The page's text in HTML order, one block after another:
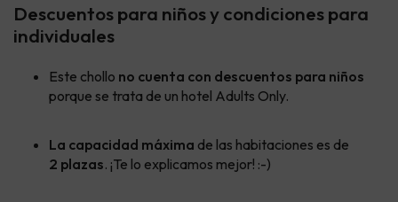
Descuentos para niños y condiciones para
individuales
Este chollo no cuenta con descuentos para niños
porque se trata de un hotel Adults Only.
La capacidad máxima de las habitaciones es de
2 plazas. ¡Te lo explicamos mejor! :-)